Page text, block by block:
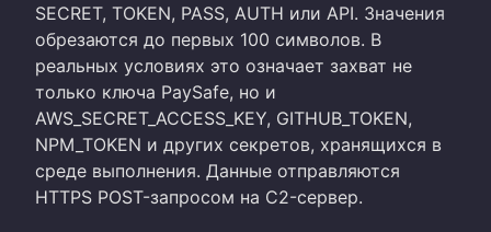
SECRET, TOKEN, PASS, AUTH или API. Значения
обрезаются до первых 100 символов. В
реальных условиях это означает захват не
только ключа PaySafe, но и
AWS_SECRET_ACCESS_KEY, GITHUB_TOKEN,
NPM_TOKEN и других секретов, хранящихся в
среде выполнения. Данные отправляются
HTTPS POST-запросом на C2-сервер.